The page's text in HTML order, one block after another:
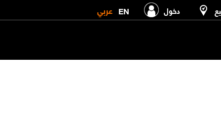
دخول EN عربي